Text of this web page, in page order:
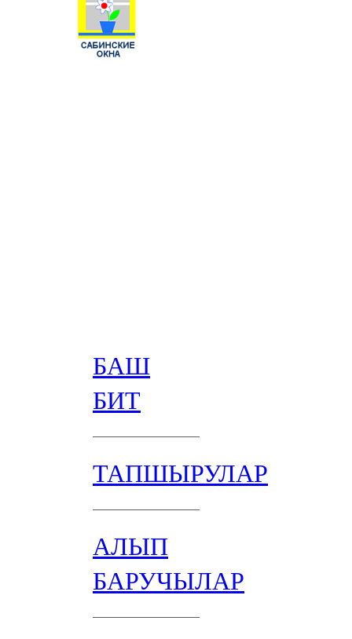
БАШ
БИТ
ТАПШЫРУЛАР
АЛЫП
БАРУЧЫЛАР